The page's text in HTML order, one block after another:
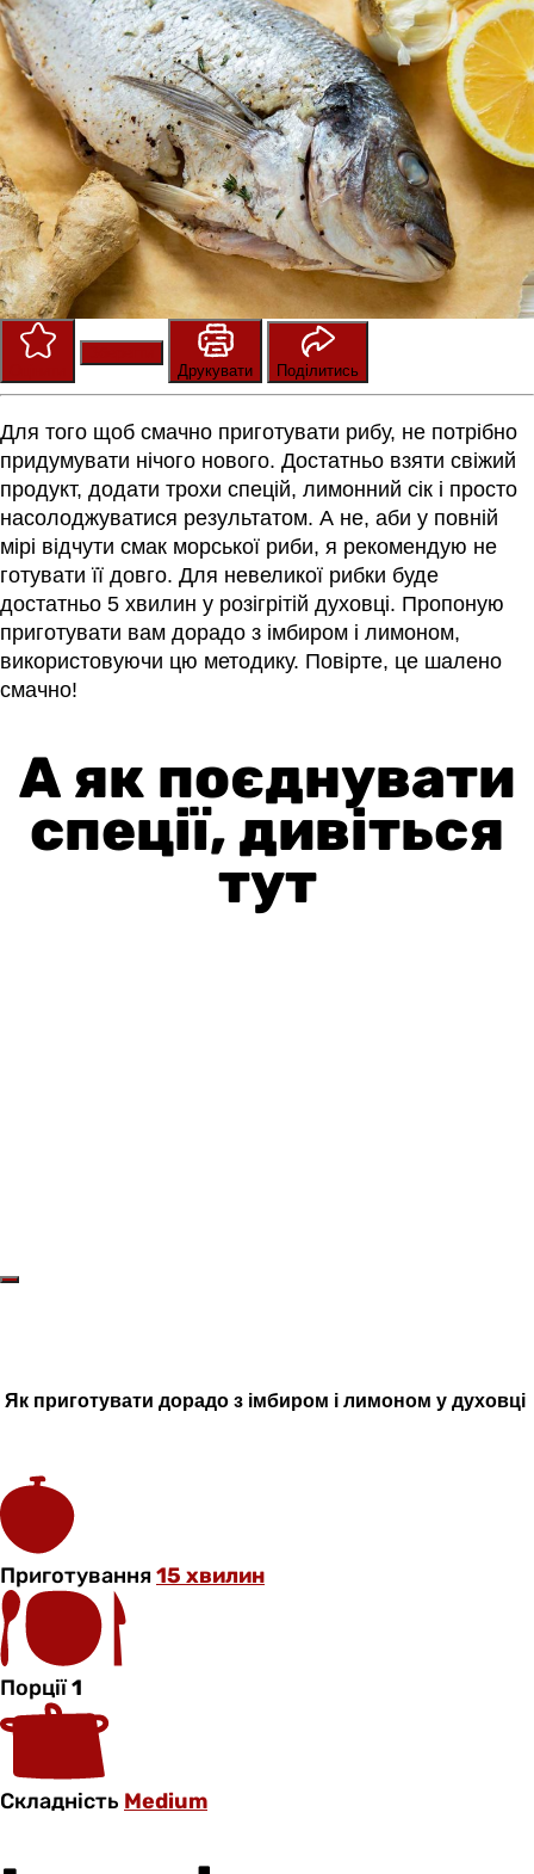
Друкувати
Поділитись
Для того щоб смачно приготувати рибу, не потрібно
придумувати нічого нового. Достатньо взяти свіжий
продукт, додати трохи спецій, лимонний сік і просто
насолоджуватися результатом. А не, аби у повній
мірі відчути смак морської риби, я рекомендую не
готувати її довго. Для невеликої рибки буде
достатньо 5 хвилин у розігрітій духовці. Пропоную
приготувати вам дорадо з імбиром і лимоном,
використовуючи цю методику. Повірте, це шалено
смачно!
А як поєднувати
спеції, дивіться
тут
Як приготувати дорадоз імбиром і лимоном у духовці
Приготування15 хвилин
Порції1
Складність Medium